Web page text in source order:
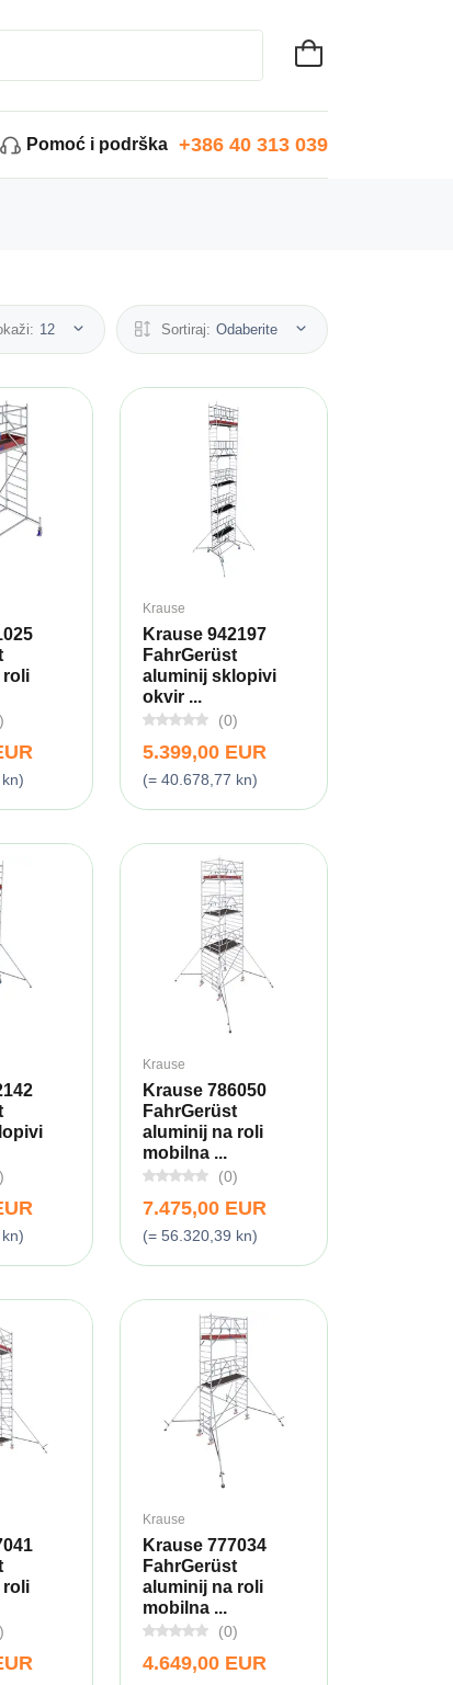
Pomoć i podrška +386 40 313 039
12 Sortiraj: Odaberite
roli
Krause
Krause 942197
FahrGerüst
aluminij sklopivi
okvir ...
(0)
5.399,00 EUR
(= 40.678,77 kn)
Krause
Krause 786050
FahrGerüst
aluminij na roli
mobilna ...
(0)
7.475,00 EUR
(= 56.320,39 kn)
roli
Krause
Krause 777034
FahrGerüst
aluminij na roli
mobilna ...
(0)
4.649,00 EUR